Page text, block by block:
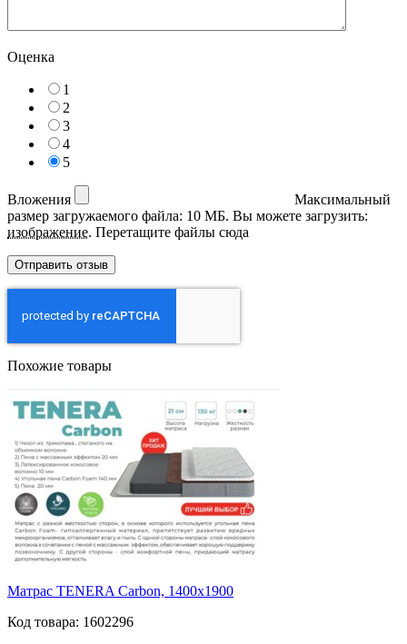
Оценка
1
2
3
4
5
Вложения
Максимальный
размер загружаемого файла: 10 МБ. Вы можете загрузить:
изображение. Перетащите файлы сюда
Похожие товары
Матрас TENERA Carbоn, 1400х1900
Код товара: 1602296